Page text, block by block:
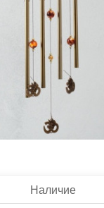
Наличие